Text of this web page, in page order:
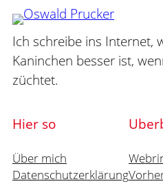
Ich schreibe ins Internet,
Kaninchen besser ist,
züchtet.
Hier so
Über mich
Datenschutzerklärung